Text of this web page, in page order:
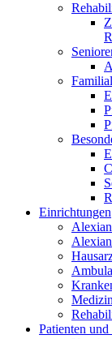
Einrichtungen
Patienten